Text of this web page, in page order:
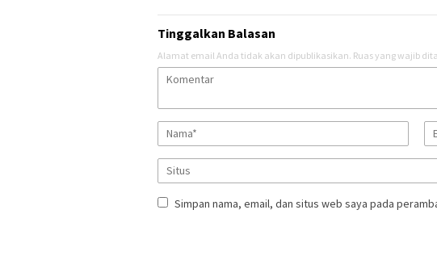
Tinggalkan Balasan
Alamat email Anda tidak akan dipublikasikan. Ruas yang wajib
Simpan nama, email, dan situs web saya pada